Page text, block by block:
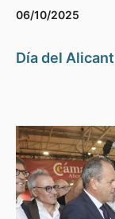
06/10/2025
Día del